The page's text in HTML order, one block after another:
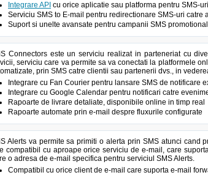
Integrare API cu orice aplicatie sau platforma pentru SMS-
Serviciu SMS to E-mail pentru redirectionare SMS-uri catre
Suport si unelte avansate pentru campanii SMS
Connectors este un serviciu realizat in parteneriat cu
serviciu care va permite sa va conectati la platformele
prin SMS catre clientii sau partenerii dvs., in
Integrare cu Fan Courier pentru lansare SMS de notificare
Integrare cu Google Calendar pentru notificari catre
Rapoarte de livrare detaliate, disponibile online in timp real
Rapoarte automate prin e-mail despre fluxurile configurate
Alerts va permite sa primiti o alerta prin SMS atunci cand
compatibil cu aproape orice serviciu de e-mail, care
o adresa de e-mail specifica pentru serviciul SMS Alerts.
Compatibil cu orice client de e-mail care suporta e-mail